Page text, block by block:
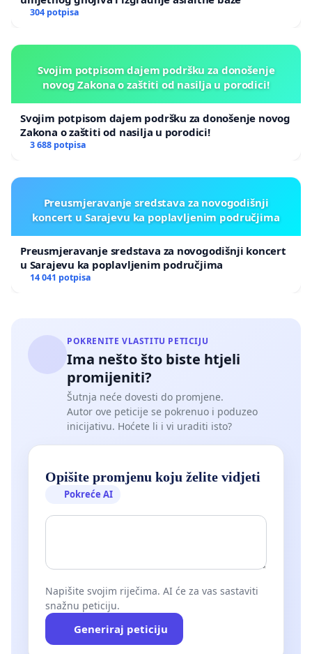
304 potpisa
Svojim potpisom dajem podršku za donošenje
novog Zakona o zaštiti od nasilja u porodici!
Svojim potpisom dajem podršku za donošenje novog
Zakona o zaštiti od nasilja u porodici!
3 688 potpisa
Preusmjeravanje sredstava za novogodišnji
koncert u Sarajevu ka poplavljenim područjima
Preusmjeravanje sredstava za novogodišnji koncert
u Sarajevu ka poplavljenim područjima
14 041 potpisa
POKRENITE VLASTITU PETICIJU
Ima nešto što biste htjeli
promijeniti?
Šutnja neće dovesti do promjene.
Autor ove peticije se pokrenuo i poduzeo
inicijativu. Hoćete li i vi uraditi isto?
Opišite promjenu koju želite vidjeti
Pokreće AI
Napišite svojim riječima. AI će za vas sastaviti
snažnu peticiju.
Generiraj peticiju